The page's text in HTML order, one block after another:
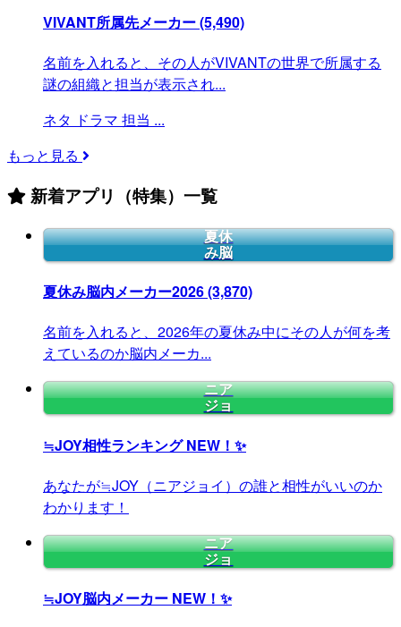
VIVANT所属先メーカー(5,490)
名前を入れると、その人がVIVANTの世界で所属する
謎の組織と担当が表示され...
ネタ ドラマ 担当 ...
もっと見る
新着アプリ（特集）一覧
夏休
み脳
夏休み脳内メーカー2026(3,870)
名前を入れると、2026年の夏休み中にその人が何を考
えているのか脳内メーカ...
ニア
ジョ
≒JOY相性ランキングNEW！✨
あなたが≒JOY（ニアジョイ）の誰と相性がいいのか
わかります！
ニア
ジョ
≒JOY脳内メーカー NEW！✨